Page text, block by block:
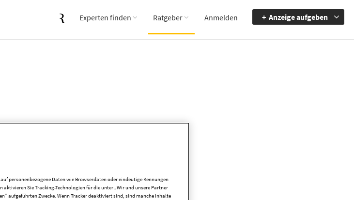
Experten finden Ratgeber Anmelden Anzeige aufgeben
personenbezogene Daten wie Browserdaten oder eindeutige Kennungen
aktivieren Sie Tracking-Technologien für die unter „Wir und unsere Partner
aufgeführten Zwecke. Wenn Tracker deaktiviert sind, sind manche Inhalte